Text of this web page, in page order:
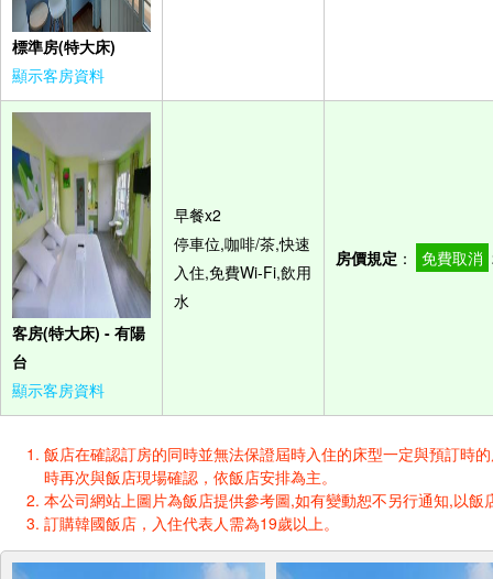
標準房(特大床)
顯示客房資料
客房(特大床) - 有陽
台
顯示客房資料
早餐x2
停車位,咖啡/茶,快速
入住,免費Wi-Fi,飲用
水
房價規定 ： 免費取消
飯店在確認訂房的同時並無法保證屆時入住的床型一定與預訂時
時再次與飯店現場確認，依飯店安排為主。
本公司網站上圖片為飯店提供參考圖,如有變動恕不另行通知,以飯
訂購韓國飯店，入住代表人需為19歲以上。